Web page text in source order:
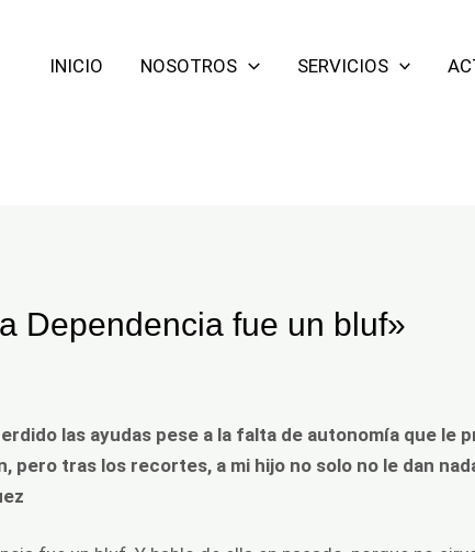
INICIO NOSOTROS SERVICIOS
Dependencia fue un bluf»
las ayudas pese a la falta de autonomía que le
pero tras los recortes, a mi hijo no solo no le dan